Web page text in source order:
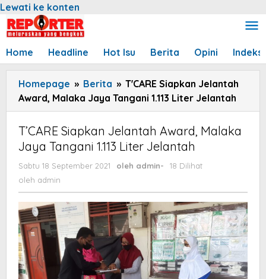
Lewati ke konten
Home Headline Hot Isu Berita Opini Indeks
Homepage » Berita » T'CARE Siapkan Jelantah
Award, Malaka Jaya Tangani 1.113 Liter Jelantah
T’CARE Siapkan Jelantah Award, Malaka
Jaya Tangani 1.113 Liter Jelantah
Sabtu 18 September 2021 oleh admin-
18 Dilihat
oleh admin